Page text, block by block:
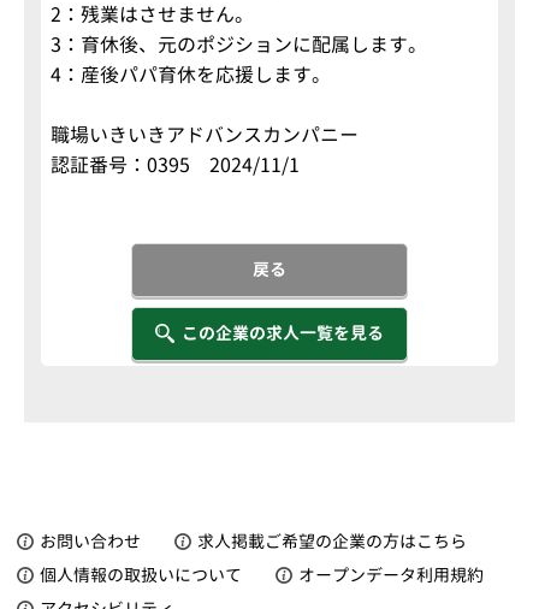
2：残業はさせません。
3：育休後、元のポジションに配属します。
4：産後パパ育休を応援します。
職場いきいきアドバンスカンパニー
認証番号：0395 2024/11/1
戻る
この企業の求人一覧を見る
お問い合わせ
求人掲載ご希望の企業の方はこちら
個人情報の取扱いについて
オープンデータ利用規約